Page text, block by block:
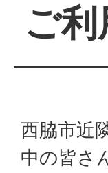
ご
西脇市近
中の皆さ